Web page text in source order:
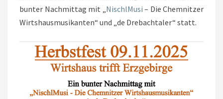
bunter Nachmittag mit „NischlMusi – Die Chemnitzer
Wirtshausmusikanten“ und „de Drebachtaler“ statt.